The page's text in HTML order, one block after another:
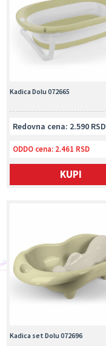
Kadica Dolu 072665
Redovna cena: 2.590 RSD
ODDO cena: 2.461 RSD
KUPI
Kadica set Dolu 072696